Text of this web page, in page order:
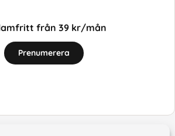
från 39 kr/mån
Prenumerera